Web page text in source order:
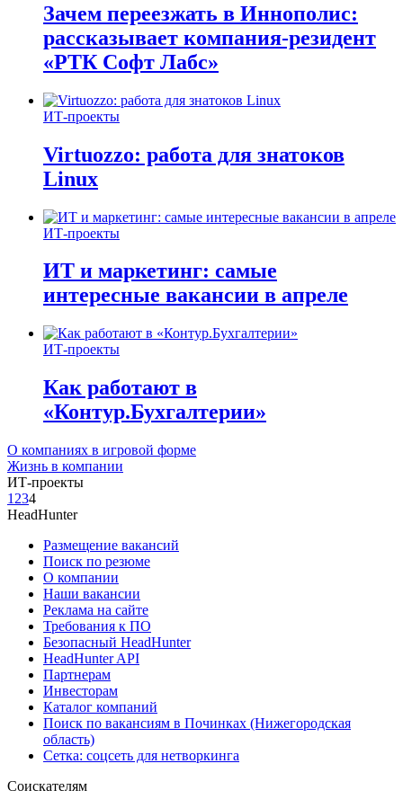
Зачем переезжать в Иннополис:
рассказывает компания-резидент
«РТК Софт Лабс»
ИТ-проекты
Virtuozzo: работа для знатоков
Linux
ИТ-проекты
ИТ и маркетинг: самые
интересные вакансии в апреле
ИТ-проекты
Как работают в
«Контур.Бухгалтерии»
О компаниях в игровой форме
Жизнь в компании
ИТ-проекты
1 234
HeadHunter
Размещение вакансий
Поиск по резюме
О компании
Наши вакансии
Реклама на сайте
Требования к ПО
Безопасный HeadHunter
HeadHunter API
Партнерам
Инвесторам
Каталог компаний
Поиск по вакансиям в Починках (Нижегородская
область)
Сетка: соцсеть для нетворкинга
Соискателям